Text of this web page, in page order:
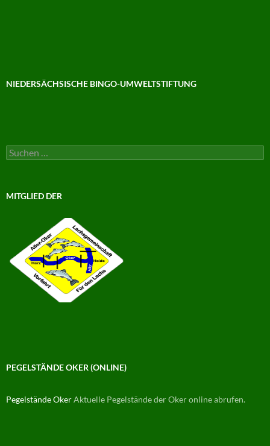
NIEDERSÄCHSISCHE BINGO-UMWELTSTIFTUNG
Suchen
nach:
MITGLIED DER
PEGELSTÄNDE OKER (ONLINE)
Pegelstände OkerAktuelle Pegelstände der Oker online abrufen.